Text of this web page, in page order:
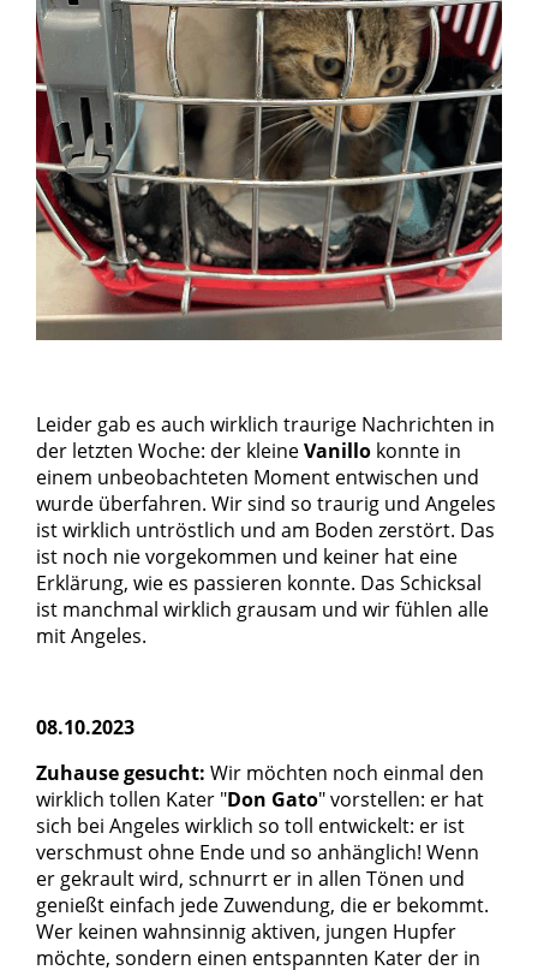
Leider gab es auch wirklich traurige Nachrichten in
der letzten Woche: der kleineVanillo konnte in
einem unbeobachteten Moment entwischen und
wurde überfahren. Wir sind so traurig und Angeles
ist wirklich untröstlich und am Boden zerstört. Das
ist noch nie vorgekommen und keiner hat eine
Erklärung, wie es passieren konnte. Das Schicksal
ist manchmal wirklich grausam und wir fühlen alle
mit Angeles.
08.10.2023
Zuhause gesucht:Wir möchten noch einmal den
wirklich tollen Kater "Don Gato" vorstellen: er hat
sich bei Angeles wirklich so toll entwickelt: er ist
verschmust ohne Ende und so anhänglich! Wenn
er gekrault wird, schnurrt er in allen Tönen und
genießt einfach jede Zuwendung, die er bekommt.
Wer keinen wahnsinnig aktiven, jungen Hupfer
möchte, sondern einen entspannten Kater der in